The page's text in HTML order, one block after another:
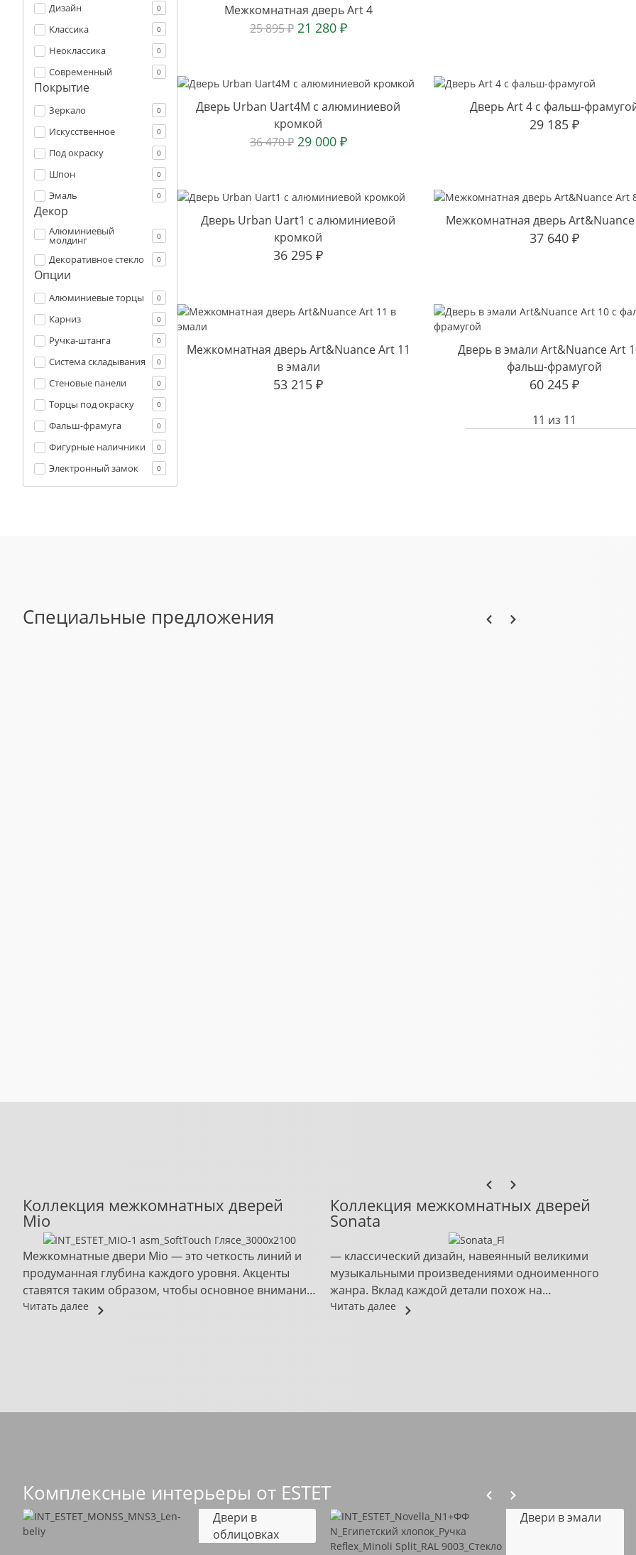
Дизайн 0
Классика 0
Неоклассика 0
Современный 0
Покрытие
Зеркало 0
Искусственное 0
Под окраску 0
Шпон 0
Эмаль 0
Декор
Алюминиевый
молдинг 0
Декоративное стекло 0
Опции
Алюминиевые торцы 0
Карниз 0
Ручка-штанга 0
Система складывания 0
Стеновые панели 0
Торцы под окраску 0
Фальш-фрамуга 0
Фигурные наличники 0
Электронный замок 0
Межкомнатная дверь Art 4
25 895₽ 21 280 ₽
Дверь Urban Uart4M с алюминиевой
кромкой
36 470₽ 29 000 ₽
Дверь Art 4 с фальш-
29 185 ₽
Дверь Urban Uart1 с алюминиевой
кромкой
36 295₽
Межкомнатная дверь
37 640 ₽
Межкомнатная дверь Art&Nuance Art 11
в эмали
53 215₽
Дверь в эмали Art&Nuance Art
фальш-фрамугой
60 245 ₽
11 из 11
Специальные предложения
Коллекция межкомнатных дверей
Mio
Межкомнатные двери Mio — это четкость линий и
продуманная глубина каждого уровня. Акценты
ставятся таким образом, чтобы основное внимание
в...
Читать далее
Коллекция межкомнатных дверей
Sonata
— классический дизайн, навеянный великими
музыкальными произведениями одноименного
жанра. Вклад каждой детали похож на
распределение партий в оркестре, где только...
Читать далее
Комплексные интерьеры от ESTET
Двери в
облицовках
Двери в эмали